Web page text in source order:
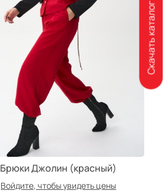
Брюки Джолин (красный)
Войдите, чтобы увидеть цены
Скачать каталог